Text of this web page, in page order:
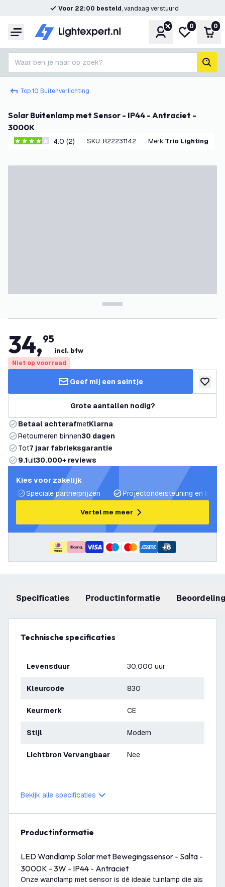
Voor 22:00 besteld, vandaag verstuurd
Menu Account
Mijn
0 0
Waar ben je naar op zoek?
Top 10 Buitenverlichting
Solar Buitenlamp met Sensor - IP44 - Antraciet -
3000K
4 score sterren4.0 (2) SKU: R22231142 Merk: Trio Lighting
34,95
incl. btw
Niet op voorraad
Geef mij een seintje
Grote aantallen nodig?
Betaal achterafmetKlarna
Retourneren binnen30 dagen
Tot7 jaar fabrieksgarantie
9.1uit30.000+ reviews
Kies voor zakelijk
Speciale partnerprijzen
Projectondersteuning en
Vertel me meer
+6
Specificaties productinformatie
Technische specificaties
Levensduur 30.000 uur
Kleurcode 830
Keurmerk CE
Stijl Modern
Lichtbron Vervangbaar Nee
Bekijk alle specificaties
productinformatie
LED Wandlamp Solar met Bewegingssensor - Salta -
3000K - 3W - IP44 - Antraciet
Onze wandlamp met sensor is dé ideale tuinlamp die als